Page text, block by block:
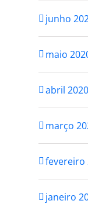
junho
maio
abril 2020
março
fevereiro
janeiro